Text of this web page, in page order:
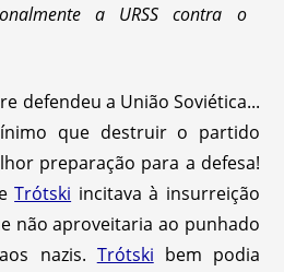
a URSS contra o
defendeu a União Soviética...
que destruir o partido
preparação para a defesa!
Trótski incitava à insurreição
não aproveitaria ao punhado
nazis. Trótski bem podia